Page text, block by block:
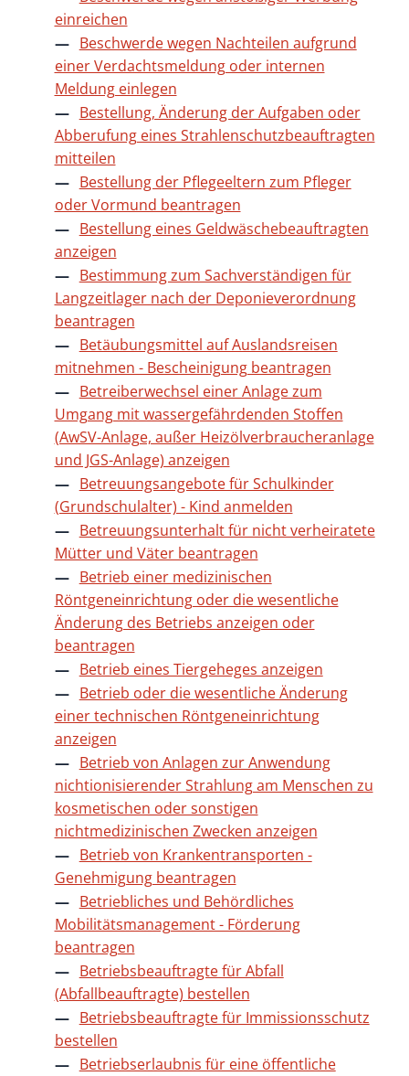
einreichen
Beschwerde wegen Nachteilen aufgrund
einer Verdachtsmeldung oder internen
Meldung einlegen
Bestellung, Änderung der Aufgaben oder
Abberufung eines Strahlenschutzbeauftragten
mitteilen
Bestellung der Pflegeeltern zum Pfleger
oder Vormund beantragen
Bestellung eines Geldwäschebeauftragten
anzeigen
Bestimmung zum Sachverständigen für
Langzeitlager nach der Deponieverordnung
beantragen
Betäubungsmittel auf Auslandsreisen
mitnehmen - Bescheinigung beantragen
Betreiberwechsel einer Anlage zum
Umgang mit wassergefährdenden Stoffen
(AwSV-Anlage, außer Heizölverbraucheranlage
und JGS-Anlage) anzeigen
Betreuungsangebote für Schulkinder
(Grundschulalter) - Kind anmelden
Betreuungsunterhalt für nicht verheiratete
Mütter und Väter beantragen
Betrieb einer medizinischen
Röntgeneinrichtung oder die wesentliche
Änderung des Betriebs anzeigen oder
beantragen
Betrieb eines Tiergeheges anzeigen
Betrieb oder die wesentliche Änderung
einer technischen Röntgeneinrichtung
anzeigen
Betrieb von Anlagen zur Anwendung
nichtionisierender Strahlung am Menschen zu
kosmetischen oder sonstigen
nichtmedizinischen Zwecken anzeigen
Betrieb von Krankentransporten -
Genehmigung beantragen
Betriebliches und Behördliches
Mobilitätsmanagement - Förderung
beantragen
Betriebsbeauftragte für Abfall
(Abfallbeauftragte) bestellen
Betriebsbeauftragte für Immissionsschutz
bestellen
Betriebserlaubnis für eine öffentliche